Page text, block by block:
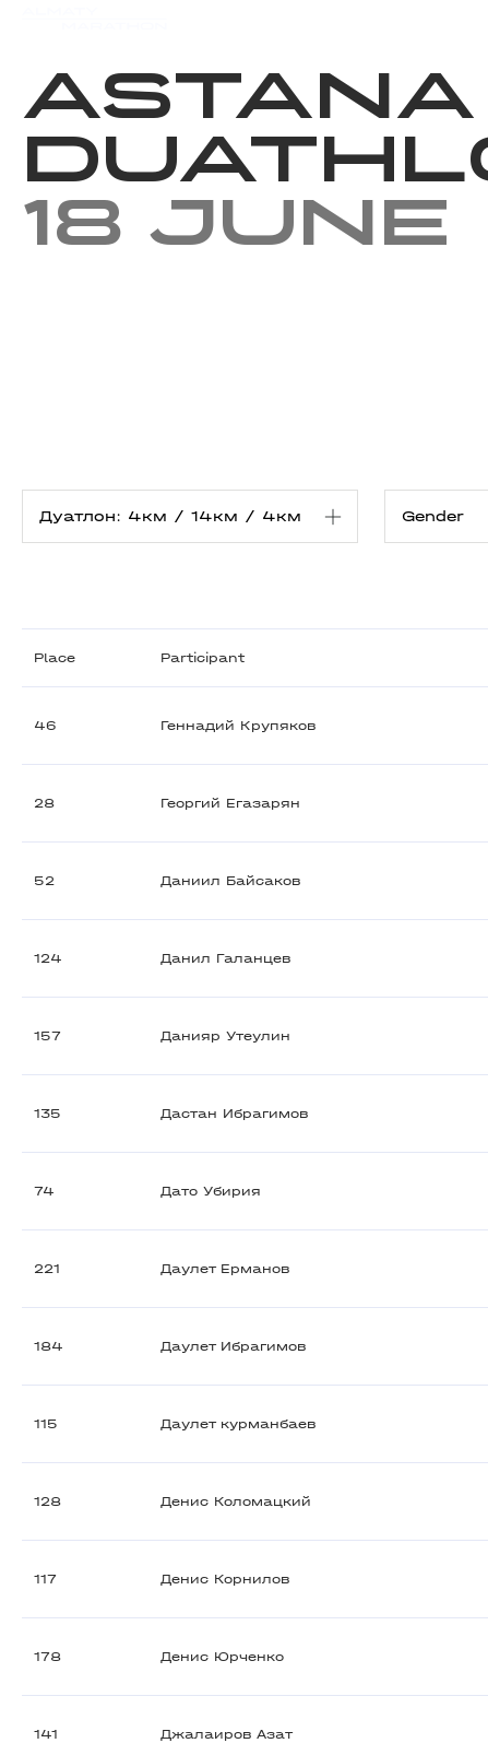
18 June
Place Participant
46 Геннадий Крупяков
28 Георгий Егазарян
52 Даниил Байсаков
124 Данил Галанцев
157 Данияр Утеулин
135 Дастан Ибрагимов
74 Дато Убирия
221 Даулет Ерманов
184 Даулет Ибрагимов
115 Даулет курманбаев
128 Денис Коломацкий
117 Денис Корнилов
178 Денис Юрченко
141 Джалаиров Азат